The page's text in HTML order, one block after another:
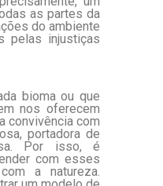
as partes da
do ambiente
pelas injustiças
bioma ou que
nos oferecem
convivência com
portadora de
Por isso, é
com esses
a natureza.